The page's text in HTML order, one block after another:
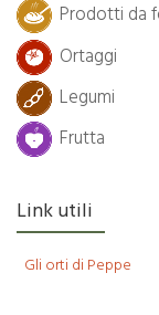
Prodotti da
Ortaggi
Legumi
Frutta
Link utili
Gli orti di Peppe